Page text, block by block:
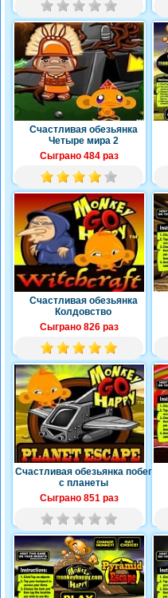
Счастливая обезьянка
Четыре мира 2
Сыграно 484 раз
Счастливая обезьянка
Колдовство
Сыграно 826 раз
Счастливая обезьянка побег
с планеты
Сыграно 851 раз